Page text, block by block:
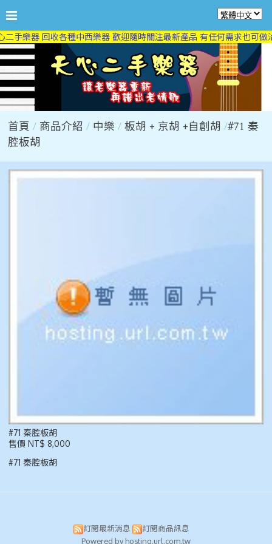
手樂器 回收各種中西樂器 歡迎隨時關注最新產品 有任何需求也可做
首頁 商品介紹 中樂 板胡 + 京胡 +自創胡 #71 秦
腔板胡
#71 秦腔板胡
售價 NT$ 8,000
#71 秦腔板胡
訂閱最新消息
訂閱商品訊息
Powered by hosting.url.com.tw